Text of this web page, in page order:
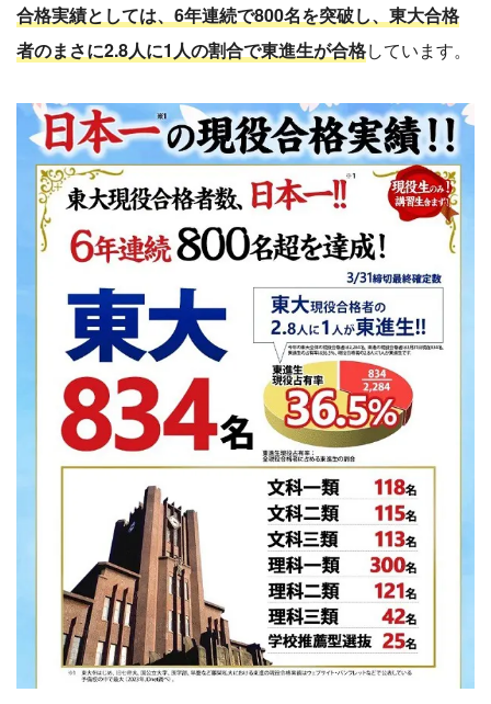
合格実績としては、6年連続で800名を突破し、東大合格
者のまさに2.8人に1人の割合で東進生が合格しています。